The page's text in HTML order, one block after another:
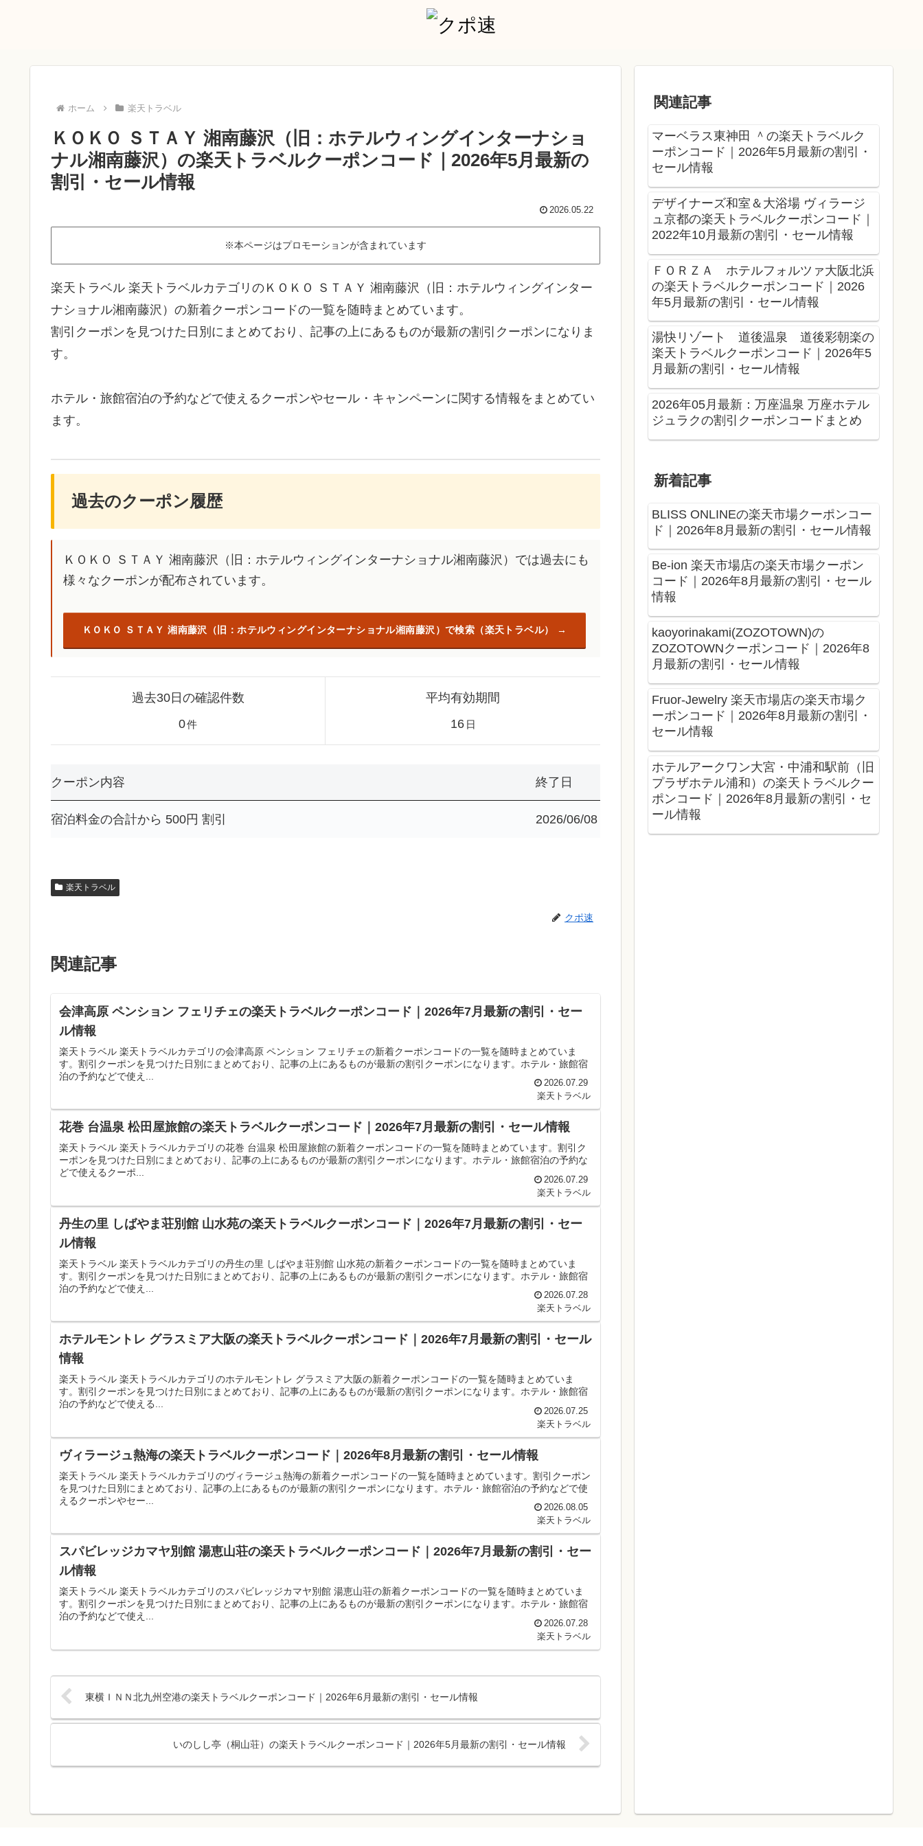
ホーム 楽天トラベル
ＫＯＫＯ ＳＴＡＹ 湘南藤沢（旧：ホテルウィングインターナショ
ナル湘南藤沢）の楽天トラベルクーポンコード｜2026年5月最新の
割引・セール情報
2026.05.22
※本ページはプロモーションが含まれています
楽天トラベル 楽天トラベルカテゴリのＫＯＫＯ ＳＴＡＹ 湘南藤沢（旧：ホテルウィングインター
ナショナル湘南藤沢）の新着クーポンコードの一覧を随時まとめています。
割引クーポンを見つけた日別にまとめており、記事の上にあるものが最新の割引クーポンになりま
す。
ホテル・旅館宿泊の予約などで使えるクーポンやセール・キャンペーンに関する情報をまとめてい
ます。
過去のクーポン履歴
ＫＯＫＯ ＳＴＡＹ 湘南藤沢（旧：ホテルウィングインターナショナル湘南藤沢）では過去にも
様々なクーポンが配布されています。
ＫＯＫＯ ＳＴＡＹ 湘南藤沢（旧：ホテルウィングインターナショナル湘南藤沢）で検索（楽天トラベル）
過去30日の確認件数
0件
平均有効期間
16 日
クーポン内容 終了日
宿泊料金の合計から 500円 割引 2026/06/08
楽天トラベル
クポ速
関連記事
会津高原 ペンション フェリチェの楽天トラベルクーポンコード｜2026年7月最新の割引・セー
ル情報
楽天トラベル 楽天トラベルカテゴリの会津高原 ペンション フェリチェの新着クーポンコードの一覧を随時まとめていま
す。割引クーポンを見つけた日別にまとめており、記事の上にあるものが最新の割引クーポンになります。ホテル・旅館宿
泊の予約などで使え...
2026.07.29
楽天トラベル
花巻 台温泉 松田屋旅館の楽天トラベルクーポンコード｜2026年7月最新の割引・セール情報
楽天トラベル 楽天トラベルカテゴリの花巻 台温泉 松田屋旅館の新着クーポンコードの一覧を随時まとめています。割引ク
ーポンを見つけた日別にまとめており、記事の上にあるものが最新の割引クーポンになります。ホテル・旅館宿泊の予約な
どで使えるクーポ...
2026.07.29
楽天トラベル
丹生の里 しばやま荘別館 山水苑の楽天トラベルクーポンコード｜2026年7月最新の割引・セー
ル情報
楽天トラベル 楽天トラベルカテゴリの丹生の里 しばやま荘別館 山水苑の新着クーポンコードの一覧を随時まとめていま
す。割引クーポンを見つけた日別にまとめており、記事の上にあるものが最新の割引クーポンになります。ホテル・旅館宿
泊の予約などで使え...
2026.07.28
楽天トラベル
ホテルモントレ グラスミア大阪の楽天トラベルクーポンコード｜2026年7月最新の割引・セール
情報
楽天トラベル 楽天トラベルカテゴリのホテルモントレ グラスミア大阪の新着クーポンコードの一覧を随時まとめていま
す。割引クーポンを見つけた日別にまとめており、記事の上にあるものが最新の割引クーポンになります。ホテル・旅館宿
泊の予約などで使える...
2026.07.25
楽天トラベル
ヴィラージュ熱海の楽天トラベルクーポンコード｜2026年8月最新の割引・セール情報
楽天トラベル 楽天トラベルカテゴリのヴィラージュ熱海の新着クーポンコードの一覧を随時まとめています。割引クーポン
を見つけた日別にまとめており、記事の上にあるものが最新の割引クーポンになります。ホテル・旅館宿泊の予約などで使
えるクーポンやセー...
2026.08.05
楽天トラベル
スパビレッジカマヤ別館 湯恵山荘の楽天トラベルクーポンコード｜2026年7月最新の割引・セー
ル情報
楽天トラベル 楽天トラベルカテゴリのスパビレッジカマヤ別館 湯恵山荘の新着クーポンコードの一覧を随時まとめていま
す。割引クーポンを見つけた日別にまとめており、記事の上にあるものが最新の割引クーポンになります。ホテル・旅館宿
泊の予約などで使え...
2026.07.28
楽天トラベル
東横ＩＮＮ北九州空港の楽天トラベルクーポンコード｜2026年6月最新の割引・セール情報
いのしし亭（桐山荘）の楽天トラベルクーポンコード｜2026年5月最新の割引・セール情報
関連記事
マーベラス東神田 ＾の楽天トラベルク
ーポンコード｜2026年5月最新の割引・
セール情報
デザイナーズ和室＆大浴場 ヴィラージ
ュ京都の楽天トラベルクーポンコード｜
2022年10月最新の割引・セール情報
ＦＯＲＺＡ ホテルフォルツァ大阪北浜
の楽天トラベルクーポンコード｜2026
年5月最新の割引・セール情報
湯快リゾート 道後温泉 道後彩朝楽の
楽天トラベルクーポンコード｜2026年5
月最新の割引・セール情報
2026年05月最新：万座温泉 万座ホテル
ジュラクの割引クーポンコードまとめ
新着記事
BLISS ONLINEの楽天市場クーポンコー
ド｜2026年8月最新の割引・セール情報
Be-ion 楽天市場店の楽天市場クーポン
コード｜2026年8月最新の割引・セール
情報
kaoyorinakami(ZOZOTOWN)の
ZOZOTOWNクーポンコード｜2026年8
月最新の割引・セール情報
Fruor-Jewelry 楽天市場店の楽天市場ク
ーポンコード｜2026年8月最新の割引・
セール情報
ホテルアークワン大宮・中浦和駅前（旧
プラザホテル浦和）の楽天トラベルクー
ポンコード｜2026年8月最新の割引・セ
ール情報